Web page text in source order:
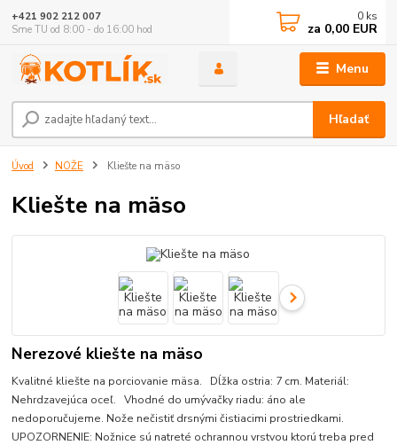
Menu
Hľadať
+421 902 212 007
Sme TU od 8:00 - do 16:00 hod
0 ks
za 0,00 EUR
Úvod NOŽE Kliešte na mäso
Kliešte na mäso
Nerezové kliešte na mäso
Kvalitné kliešte na porciovanie mäsa. Dĺžka ostria: 7 cm. Materiál:
Nehrdzavejúca oceľ. Vhodné do umývačky riadu: áno ale
nedoporučujeme. Nože nečistiť drsnými čistiacimi prostriedkami.
UPOZORNENIE: Nožnice sú natreté ochrannou vrstvou ktorú treba pred